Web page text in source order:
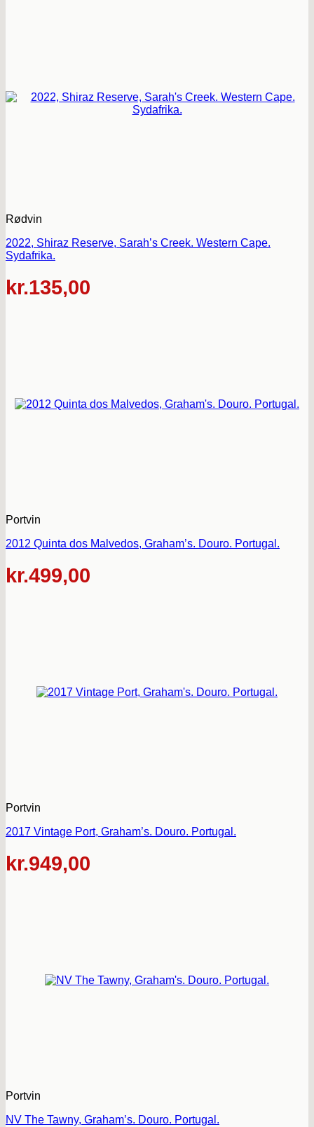
Rødvin
2022, Shiraz Reserve, Sarah’s Creek. Western Cape.
Sydafrika.
kr.135,00
Portvin
2012 Quinta dos Malvedos, Graham’s. Douro. Portugal.
kr.499,00
Portvin
2017 Vintage Port, Graham’s. Douro. Portugal.
kr.949,00
Portvin
NV The Tawny, Graham’s. Douro. Portugal.